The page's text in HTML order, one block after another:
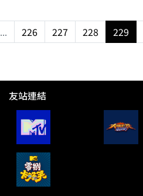
... 226 227 228 229
友站連結